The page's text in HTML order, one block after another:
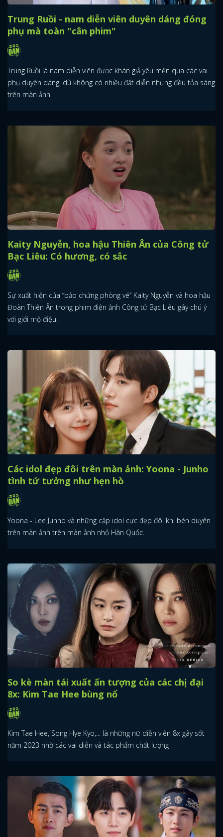
Trung Ruồi - nam diễn viên duyên dáng đóng
phụ mà toàn "cân phim"
Trung Ruồi là nam diễn viên được khán giả yêu mến qua các vai
phụ duyên dáng, dù không có nhiều đất diễn nhưng đều tỏa sáng
trên màn ảnh.
Kaity Nguyễn, hoa hậu Thiên Ân của Công tử
Bạc Liêu: Có hương, có sắc
Sự xuất hiện của “bảo chứng phòng vé” Kaity Nguyễn và hoa hậu
Đoàn Thiên Ân trong phim điện ảnh Công tử Bạc Liêu gây chú ý
với giới mộ điệu.
Các idol đẹp đôi trên màn ảnh: Yoona - Junho
tình tứ tưởng như hẹn hò
Yoona - Lee Junho và những cặp idol cực đẹp đôi khi bén duyên
trên màn ảnh trên màn ảnh nhỏ Hàn Quốc.
So kè màn tái xuất ấn tượng của các chị đại
8x: Kim Tae Hee bùng nổ
Kim Tae Hee, Song Hye Kyo,... là những nữ diễn viên 8x gây sốt
năm 2023 nhờ các vai diễn và tác phẩm chất lượng